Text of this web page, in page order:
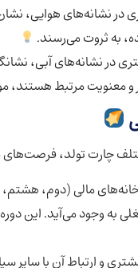
در نشانه‌های هوایی،
به ثروت می‌رسند.
در نشانه‌های آبی،
و معنویت مرتبط
چارت تولد، فرصت‌های
مالی (دوم،
به وجود می‌آید. این
و ارتباط آن با سایر